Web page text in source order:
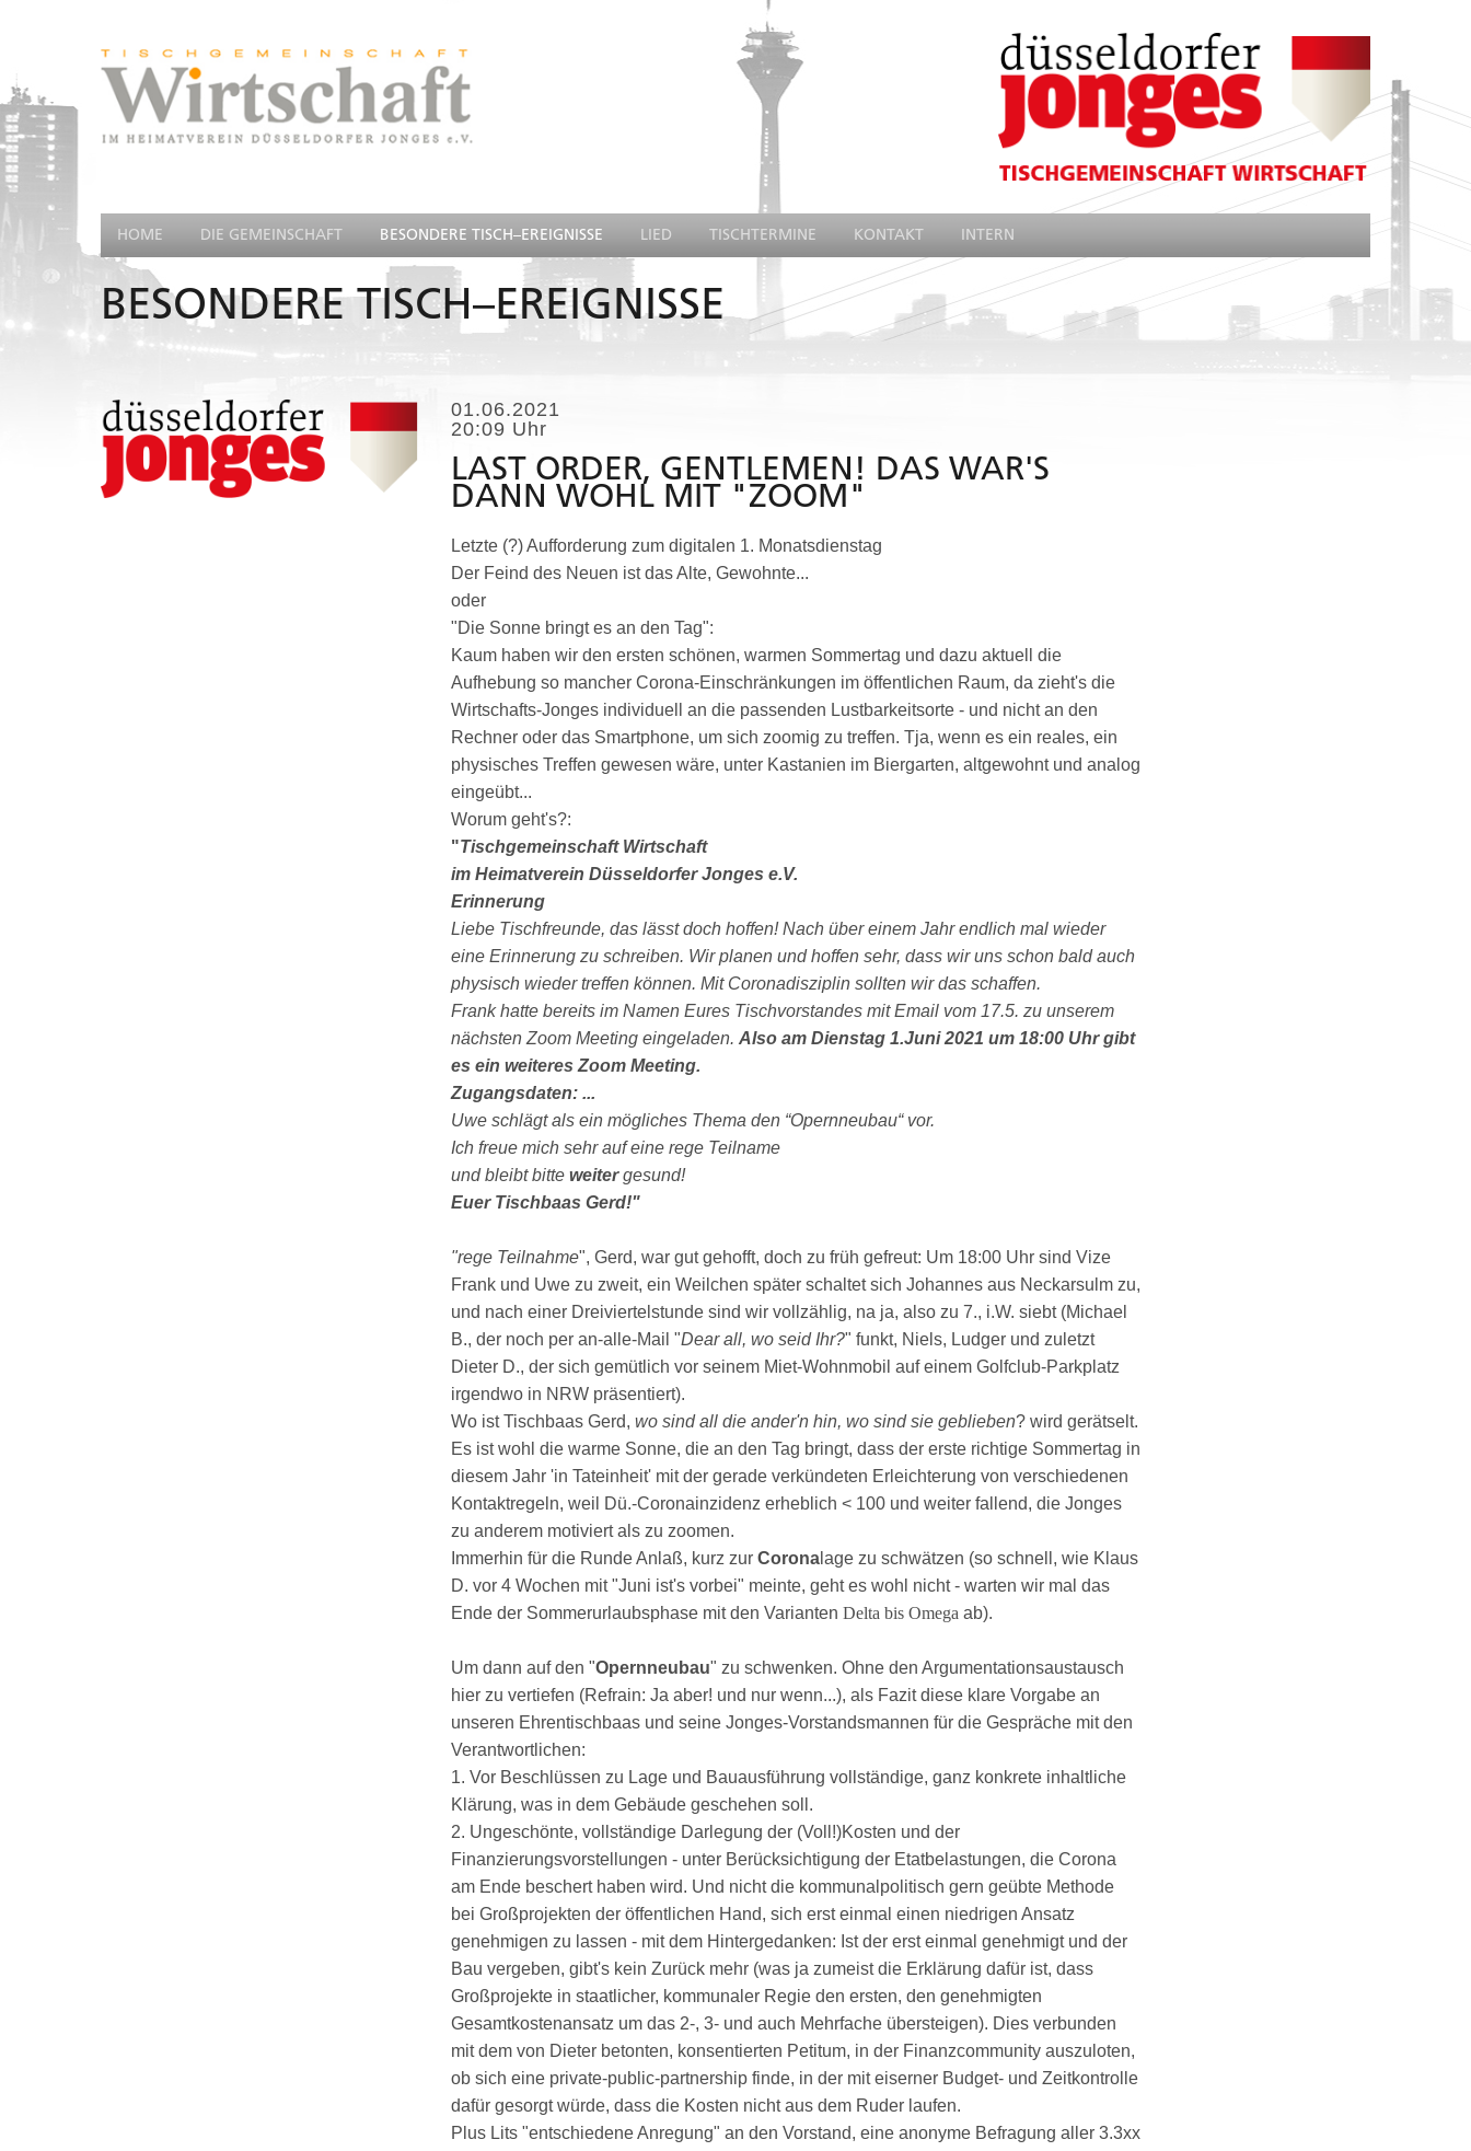
HOME DIE GEMEINSCHAFT BESONDERE TISCH–EREIGNISSE LIED TISCHTERMINE KONTAKT INTERN
BESONDERE TISCH–EREIGNISSE
01.06.2021
20:09 Uhr
LAST ORDER, GENTLEMEN! DAS WAR'S
DANN WOHL MIT "ZOOM"
Letzte (?) Aufforderung zum digitalen 1. Monatsdienstag
Der Feind des Neuen ist das Alte, Gewohnte...
oder
"Die Sonne bringt es an den Tag":
Kaum haben wir den ersten schönen, warmen Sommertag und dazu aktuell die
Aufhebung so mancher Corona-Einschränkungen im öffentlichen Raum, da zieht's die
Wirtschafts-Jonges individuell an die passenden Lustbarkeitsorte - und nicht an den
Rechner oder das Smartphone, um sich zoomig zu treffen. Tja, wenn es ein reales, ein
physisches Treffen gewesen wäre, unter Kastanien im Biergarten, altgewohnt und analog
eingeübt...
Worum geht's?:
"Tischgemeinschaft Wirtschaft
im Heimatverein Düsseldorfer Jonges e.V.
Erinnerung
Liebe Tischfreunde, das lässt doch hoffen! Nach über einem Jahr endlich mal wieder
eine Erinnerung zu schreiben. Wir planen und hoffen sehr, dass wir uns schon bald auch
physisch wieder treffen können. Mit Coronadisziplin sollten wir das schaffen.
Frank hatte bereits im Namen Eures Tischvorstandes mit Email vom 17.5. zu unserem
nächsten Zoom Meeting eingeladen. Also am Dienstag 1.Juni 2021 um 18:00 Uhr gibt
es ein weiteres Zoom Meeting.
Zugangsdaten: ...
Uwe schlägt als ein mögliches Thema den “Opernneubau“ vor.
Ich freue mich sehr auf eine rege Teilname
und bleibt bitte weitergesund!
Euer Tischbaas Gerd!"
"rege Teilnahme", Gerd, war gut gehofft, doch zu früh gefreut: Um 18:00 Uhr sind Vize
Frank und Uwe zu zweit, ein Weilchen später schaltet sich Johannes aus Neckarsulm zu,
und nach einer Dreiviertelstunde sind wir vollzählig, na ja, also zu 7., i.W. siebt (Michael
B., der noch per an-alle-Mail "Dear all, wo seid Ihr?" funkt, Niels, Ludger und zuletzt
Dieter D., der sich gemütlich vor seinem Miet-Wohnmobil auf einem Golfclub-Parkplatz
irgendwo in NRW präsentiert).
Wo ist Tischbaas Gerd, wo sind all die ander'n hin, wo sind sie geblieben? wird gerätselt.
Es ist wohl die warme Sonne, die an den Tag bringt, dass der erste richtige Sommertag in
diesem Jahr 'in Tateinheit' mit der gerade verkündeten Erleichterung von verschiedenen
Kontaktregeln, weil Dü.-Coronainzidenz erheblich < 100 und weiter fallend, die Jonges
zu anderem motiviert als zu zoomen.
Immerhin für die Runde Anlaß, kurz zur Corona lage zu schwätzen (so schnell, wie Klaus
D. vor 4 Wochen mit "Juni ist's vorbei" meinte, geht es wohl nicht - warten wir mal das
Ende der Sommerurlaubsphase mit den Varianten Delta bis Omega ab).
Um dann auf den "Opernneubau" zu schwenken. Ohne den Argumentationsaustausch
hier zu vertiefen (Refrain: Ja aber! und nur wenn...), als Fazit diese klare Vorgabe an
unseren Ehrentischbaas und seine Jonges-Vorstandsmannen für die Gespräche mit den
Verantwortlichen:
1. Vor Beschlüssen zu Lage und Bauausführung vollständige, ganz konkrete inhaltliche
Klärung, was in dem Gebäude geschehen soll.
2. Ungeschönte, vollständige Darlegung der (Voll!)Kosten und der
Finanzierungsvorstellungen - unter Berücksichtigung der Etatbelastungen, die Corona
am Ende beschert haben wird. Und nicht die kommunalpolitisch gern geübte Methode
bei Großprojekten der öffentlichen Hand, sich erst einmal einen niedrigen Ansatz
genehmigen zu lassen - mit dem Hintergedanken: Ist der erst einmal genehmigt und der
Bau vergeben, gibt's kein Zurück mehr (was ja zumeist die Erklärung dafür ist, dass
Großprojekte in staatlicher, kommunaler Regie den ersten, den genehmigten
Gesamtkostenansatz um das 2-, 3- und auch Mehrfache übersteigen). Dies verbunden
mit dem von Dieter betonten, konsentierten Petitum, in der Finanzcommunity auszuloten,
ob sich eine private-public-partnership finde, in der mit eiserner Budget- und Zeitkontrolle
dafür gesorgt würde, dass die Kosten nicht aus dem Ruder laufen.
Plus Lits "entschiedene Anregung" an den Vorstand, eine anonyme Befragung aller 3.3xx